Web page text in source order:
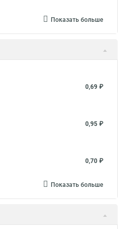
Показать больше
0,69 ₽
0,95 ₽
0,70 ₽
Показать больше